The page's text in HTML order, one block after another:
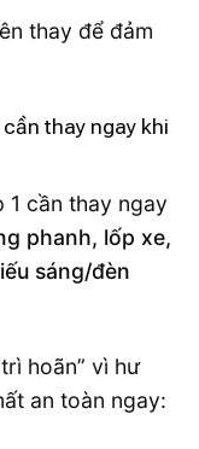
thay ngay khi
1 cần thay ngay
phanh, lốp xe,
sáng/đèn
hoãn” vì hư
an toàn ngay: